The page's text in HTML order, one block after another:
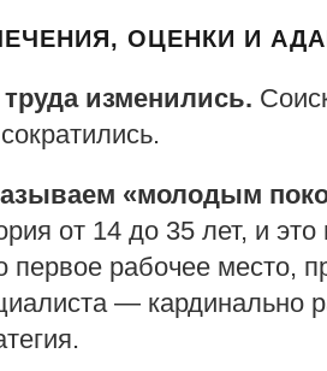
ОЦЕНКИ И
изменились.
«молодым
от 14 до 35 лет, и
первое рабочее место,
— кардинально